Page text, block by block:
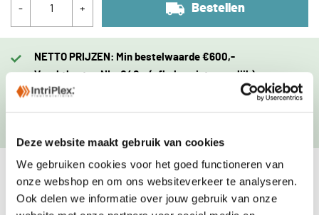
Deze website maakt gebruik van cookies
We gebruiken cookies voor het goed functioneren van
onze webshop en om ons websiteverkeer te analyseren.
Ook delen we informatie over jouw gebruik van onze
- + Bestellen
NETTO PRIJZEN: Min bestelwaarde €600,-
Vrachtkosten NL: €40,- (afhalen niet mogelijk)
Zakelijk? Log in of vraag een account aan.
Leverdag zelf in te plannen.
Eigenschappen